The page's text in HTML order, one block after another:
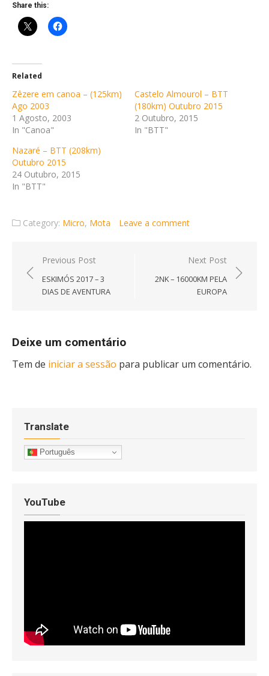
Share this:
Related
Zêzere em canoa – (125km)
Ago 2003
1 Agosto, 2003
In "Canoa"
Castelo Almourol – BTT
(180km) Outubro 2015
2 Outubro, 2015
In "BTT"
Nazaré – BTT (208km)
Outubro 2015
24 Outubro, 2015
In "BTT"
Category: Micro, Mota Leave a comment
Navegação
de
artigos
Previous Post
ESKIMÓS 2017 – 3
DIAS DE AVENTURA
Next Post
2NK – 16000KM PELA
EUROPA
Deixe um comentário
Tem de iniciar a sessão para publicar um comentário.
Translate
Português
YouTube